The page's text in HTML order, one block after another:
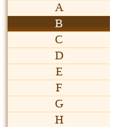
A
B
C
D
E
F
G
H